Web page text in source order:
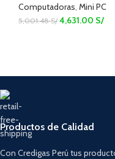
Computadoras Mini PC
5,001.48S/ 4,631.00 S/
Productos de Calidad
Con Credigas Perú tus